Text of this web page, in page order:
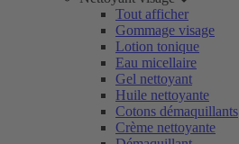
Tout afficher
Gommage visage
Lotion tonique
Eau micellaire
Gel nettoyant
Huile nettoyante
Cotons démaquillants
Crème nettoyante